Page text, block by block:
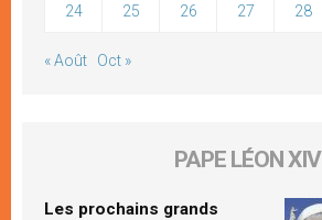
24 25 26 27 28
« Août Oct »
PAPE LÉON XIV
Les prochains grands